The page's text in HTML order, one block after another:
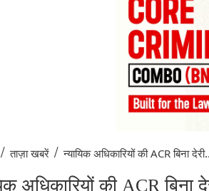
/ ताज़ा खबरें / न्यायिक अधिकारियों की ACR बिना
अधिकारियों की ACR